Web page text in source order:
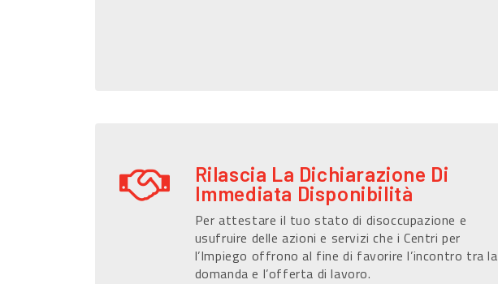
Rilascia La Dichiarazione Di
Immediata Disponibilità
Per attestare il tuo stato di disoccupazione e
usufruire delle azioni e servizi che i Centri per
l’Impiego offrono al fine di favorire l’incontro tra la
domanda e l’offerta di lavoro.